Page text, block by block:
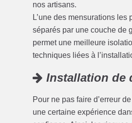
nos artisans.
L’une des mensurations
séparés par une couche de
permet une meilleure
techniques liées à
Installation de
Pour ne pas faire d’erreur
une certaine expérience